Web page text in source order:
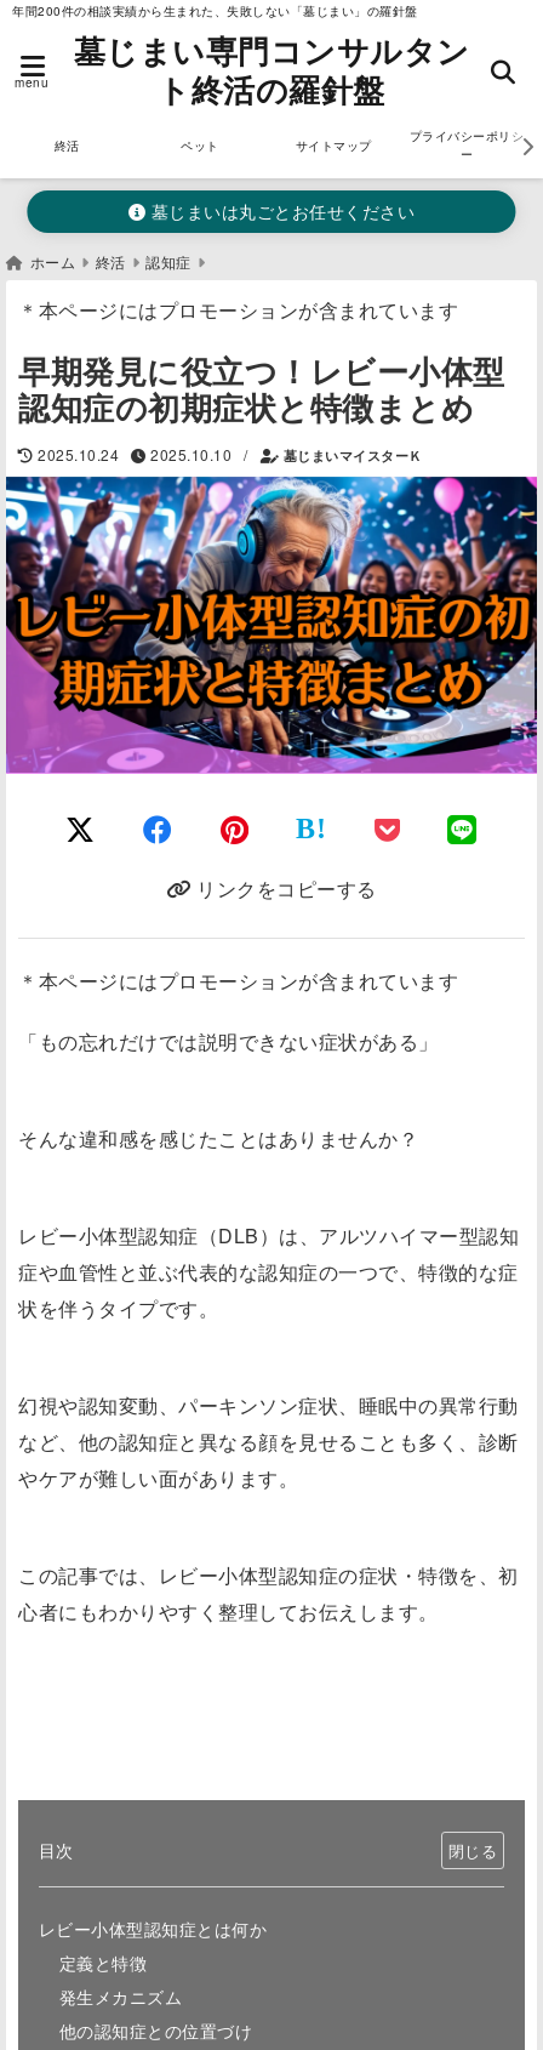
年間200件の相談実績から生まれた、失敗しない「墓じまい」の羅針盤
menu
墓じまい専門コンサルタン
ト終活の羅針盤
終活 ペット サイトマップ
プライバシーポリシ
ー
墓じまいは丸ごとお任せください
ホーム 終活 認知症
＊本ページにはプロモーションが含まれています
早期発見に役立つ！レビー小体型
認知症の初期症状と特徴まとめ
2025.10.24 2025.10.10 / 墓じまいマイスターＫ
B!
リンクをコピーする
＊本ページにはプロモーションが含まれています
「もの忘れだけでは説明できない症状がある」
そんな違和感を感じたことはありませんか？
レビー小体型認知症（DLB）は、アルツハイマー型認知
症や血管性と並ぶ代表的な認知症の一つで、特徴的な症
状を伴うタイプです。
幻視や認知変動、パーキンソン症状、睡眠中の異常行動
など、他の認知症と異なる顔を見せることも多く、診断
やケアが難しい面があります。
この記事では、レビー小体型認知症の症状・特徴を、初
心者にもわかりやすく整理してお伝えします。
目次
レビー小体型認知症とは何か
定義と特徴
発生メカニズム
他の認知症との位置づけ